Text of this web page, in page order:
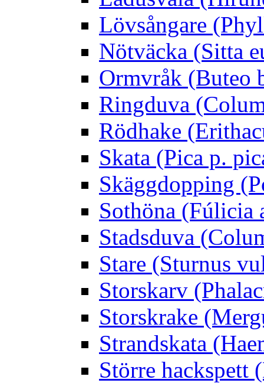
Lövsångare
Nötväcka (Sitta
Ormvråk (Buteo
Ringduva
Rödhake
Skata (Pica p.
Skäggdopping
Sothöna (Fúlicia
Stadsduva
Stare (Sturnus
Storskarv
Storskrake
Strandskata
Större hackspett